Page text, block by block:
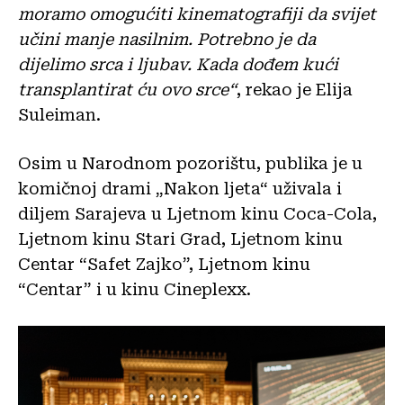
moramo omogućiti kinematografiji da svijet
učini manje nasilnim. Potrebno je da
dijelimo srca i ljubav. Kada dođem kući
transplantirat ću ovo srce“, rekao je Elija
Suleiman.
Osim u Narodnom pozorištu, publika je u
komičnoj drami „Nakon ljeta“ uživala i
diljem Sarajeva u Ljetnom kinu Coca-Cola,
Ljetnom kinu Stari Grad, Ljetnom kinu
Centar “Safet Zajko”, Ljetnom kinu
“Centar” i u kinu Cineplexx.